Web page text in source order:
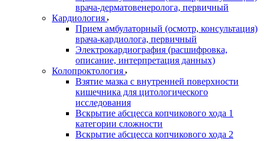
врача-дерматовенеролога, первичный
Кардиология
Прием амбулаторный (осмотр, консультация)
врача-кардиолога, первичный
Электрокардиография (расшифровка,
описание, интерпретация данных)
Колопроктология
Взятие мазка с внутренней поверхности
кишечника для цитологического
исследования
Вскрытие абсцесса копчикового хода 1
категории сложности
Вскрытие абсцесса копчикового хода 2